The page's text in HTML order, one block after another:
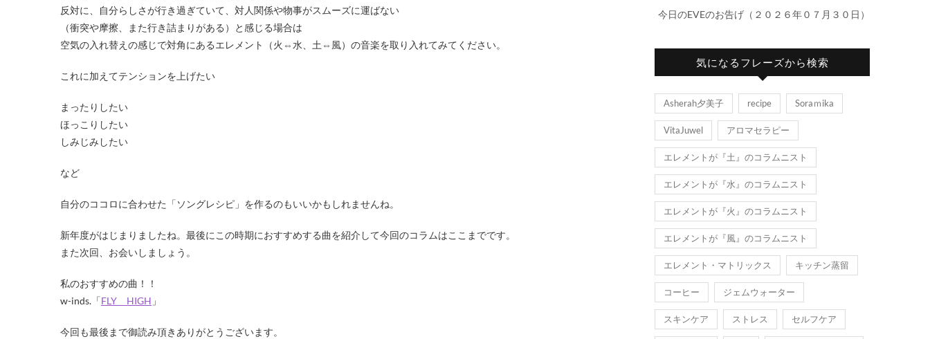
反対に、自分らしさが行き過ぎていて、対人関係や物事がスムーズに運ばない
（衝突や摩擦、また行き詰まりがある）と感じる場合は
空気の入れ替えの感じで対角にあるエレメント（火⇔水、土⇔風）の音楽を取り入れてみてください。
これに加えてテンションを上げたい
まったりしたい
ほっこりしたい
しみじみしたい
など
自分のココロに合わせた「ソングレシピ」を作るのもいいかもしれませんね。
新年度がはじまりましたね。最後にこの時期におすすめする曲を紹介して今回のコラムはここまでです。
また次回、お会いしましょう。
私のおすすめの曲！！
w-inds.「FLY HIGH 」
今回も最後まで御読み頂きありがとうございます。
今日のEVEのお告げ（２０２６年０７月３０日）
気になるフレーズから検索
Asherah夕美子 recipe Soraｍika
VitaJuwel アロマセラピー
エレメントが『土』のコラムニスト
エレメントが『水』のコラムニスト
エレメントが『火』のコラムニスト
エレメントが『風』のコラムニスト
エレメント・マトリックス キッチン蒸留
コーヒー ジェムウォーター
スキンケア ストレス セルフケア